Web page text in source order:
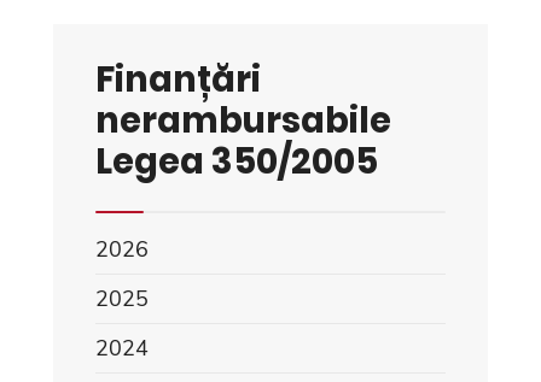
Finanțări
nerambursabile
Legea 350/2005
2026
2025
2024